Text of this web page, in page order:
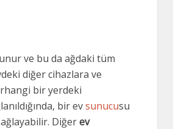
ve bu da ağdaki tüm
diğer cihazlara ve
bir yerdeki
bir evsunucusu
Diğerev